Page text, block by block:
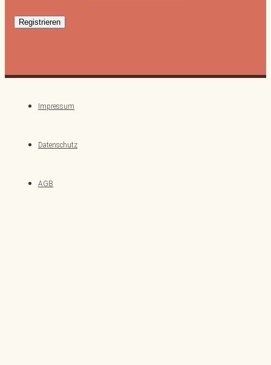
Impressum
Datenschutz
AGB